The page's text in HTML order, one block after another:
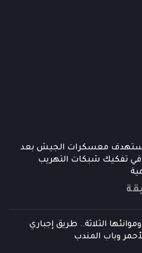
معسكرات الجيش بعد
في تفكيك شبكات التهريب
الثلاثة.. طريق إجباري
وباب المندب